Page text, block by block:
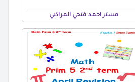
مستر احمد فتحي المراكبي